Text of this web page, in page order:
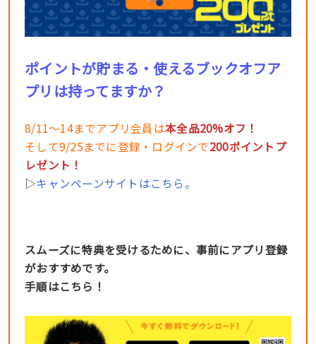
ポイントが貯まる・使えるブックオフア
プリは持ってますか？
8/11〜14までアプリ会員は本全品20%オフ！
そして9/25までに登録・ログインで200ポイントプ
レゼント！
▷キャンペーンサイトはこちら。
スムーズに特典を受けるために、事前にアプリ登録
がおすすめです。
手順はこちら！